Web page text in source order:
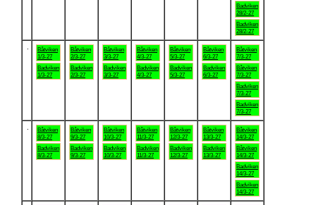
Badviken
28/2-27
Badviken
28/2-27
Båtviken
1/3-27
Badviken
1/3-27
Båtviken
2/3-27
Badviken
2/3-27
Båtviken
3/3-27
Badviken
3/3-27
Båtviken
4/3-27
Badviken
4/3-27
Båtviken
5/3-27
Badviken
5/3-27
Båtviken
6/3-27
Badviken
6/3-27
Båtviken
7/3-27
Båtviken
7/3-27
Badviken
7/3-27
Badviken
7/3-27
Båtviken
8/3-27
Badviken
8/3-27
Båtviken
9/3-27
Badviken
9/3-27
Båtviken
10/3-27
Badviken
10/3-27
Båtviken
11/3-27
Badviken
11/3-27
Båtviken
12/3-27
Badviken
12/3-27
Båtviken
13/3-27
Badviken
13/3-27
Båtviken
14/3-27
Båtviken
14/3-27
Badviken
14/3-27
Badviken
14/3-27